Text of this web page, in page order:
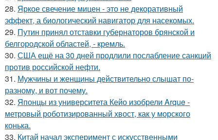
28. Яркое свечение мицен - это не декоративный
эффект, а биологический навигатор для насекомых.
29. Путин принял отставки губернаторов брянской и
белгородской областей, - кремль.
30. США ещё на 30 дней продлили послабление санкций
против российской нефти.
31. Мужчины и женщины действительно слышат по-
разному, и вот почему.
32. Японцы из университета Кейо изобрели Arque -
метровый роботизированный хвост, как у морского
конька.
33. Китай начал эксперимент с искусственными